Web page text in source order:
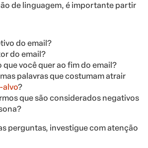
de linguagem, é importante partir
do email?
do email?
que você quer ao fim do email?
palavras que costumam atrair
alvo?
que são considerados negativos
perguntas, investigue com atenção